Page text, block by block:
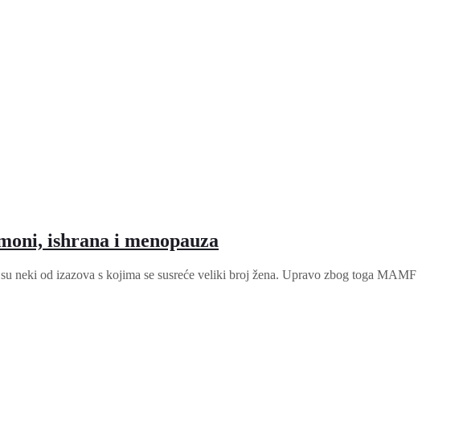
ishrana i menopauza
neki od izazova s kojima se susreće veliki broj žena. Upravo zbog toga MAMF